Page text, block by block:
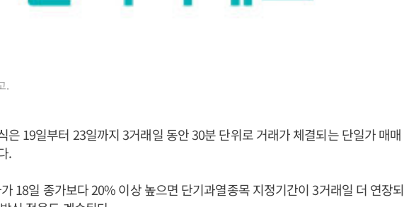
.
은 19일부터 23일까지 3거래일 동안 30분 단위로 거래가 체결되는 단일가 매매
.
18일 종가보다 20% 이상 높으면 단기과열종목 지정기간이 3거래일 더 연장되